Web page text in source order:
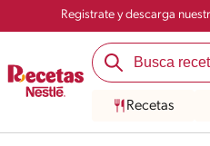
Registrate y descarga
Recetas